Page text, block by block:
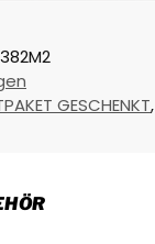
GESCHENKT,